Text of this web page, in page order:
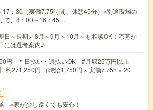
：30（実働7.75時間、休憩45分）※別途現場の
て、8：00～16：45…
日～長期／8月～9月～10月～も相談OK！応募か
には選考案内♪
円 ＊日払い・週払いOK #月収25万円以上
約271,250円 （時給1,750円 × 実働7.75h × 20
※家が少し遠くても安心！